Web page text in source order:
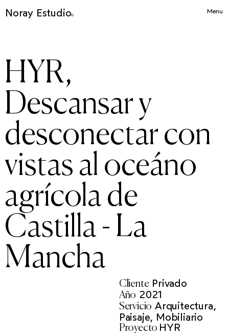
Noray Estudio©
Menu
HYR,
Descansar y
desconectar con
vistas al oceáno
agrícola de
Castilla - La
Mancha
Cliente Privado
Año 2021
Servicio Arquitectura,
Paisaje, Mobiliario
Proyecto HYR